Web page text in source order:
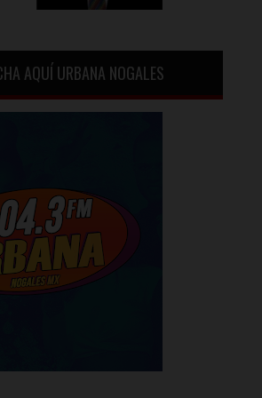
AQUÍ URBANA NOGALES